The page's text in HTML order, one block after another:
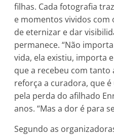
filhas. Cada fotografia
e momentos vividos
de eternizar e dar
permanece. “Não
vida, ela existiu, importa
que a recebeu com tanto
reforça a curadora, que
pela perda do afilhado
anos. “Mas a dor é para
Segundo as